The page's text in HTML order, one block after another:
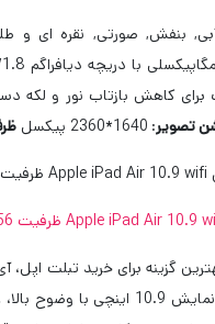
بنفش, صورتی, نقره ای و
کاهش بازتاب نور و لکه
تصویر: 1640*2360 پیکسل